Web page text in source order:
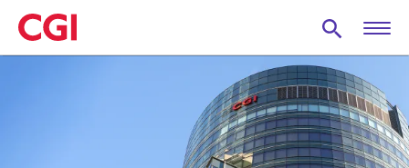
Skip
to
main